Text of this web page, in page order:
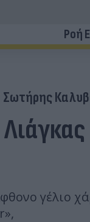
Ροή
Σωτήρης
γέλιο